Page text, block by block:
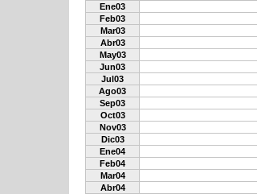
Ene03
Feb03
Mar03
Abr03
May03
Jun03
Jul03
Ago03
Sep03
Oct03
Nov03
Dic03
Ene04
Feb04
Mar04
Abr04